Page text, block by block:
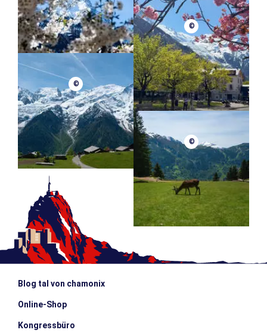
Negative Höhe 217m
Dauer einfache Fahrt 1h15min
©
©
©
Blog tal von chamonix
Online-Shop
Kongressbüro